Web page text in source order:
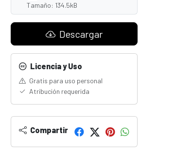
Tamaño: 134.5kB
Descargar
Licencia y Uso
Gratis para uso personal
Atribución requerida
Compartir